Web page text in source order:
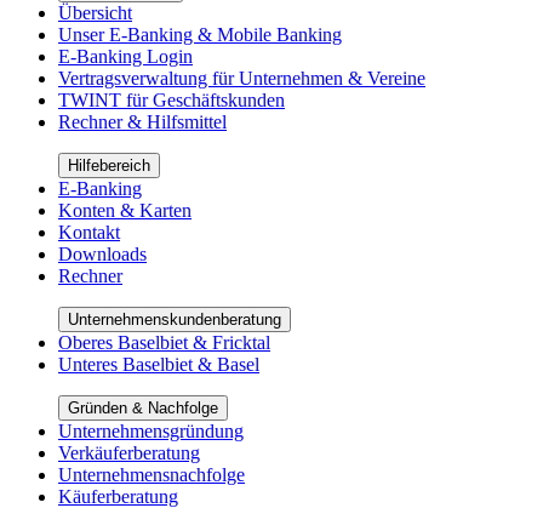
Übersicht
Unser E-Banking & Mobile Banking
E-Banking Login
Vertragsverwaltung für Unternehmen & Vereine
TWINT für Geschäftskunden
Rechner & Hilfsmittel
Hilfebereich
E-Banking
Konten & Karten
Kontakt
Downloads
Rechner
Unternehmenskundenberatung
Oberes Baselbiet & Fricktal
Unteres Baselbiet & Basel
Gründen & Nachfolge
Unternehmensgründung
Verkäuferberatung
Unternehmensnachfolge
Käuferberatung